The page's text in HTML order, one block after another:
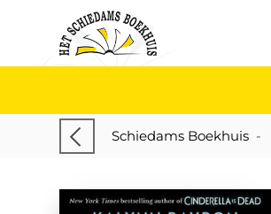
Schiedams Boekhuis -